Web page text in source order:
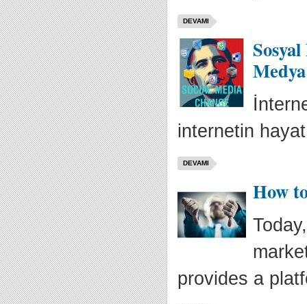
DEVAMI
Medya
internetin
DEVAMI
How
provides a